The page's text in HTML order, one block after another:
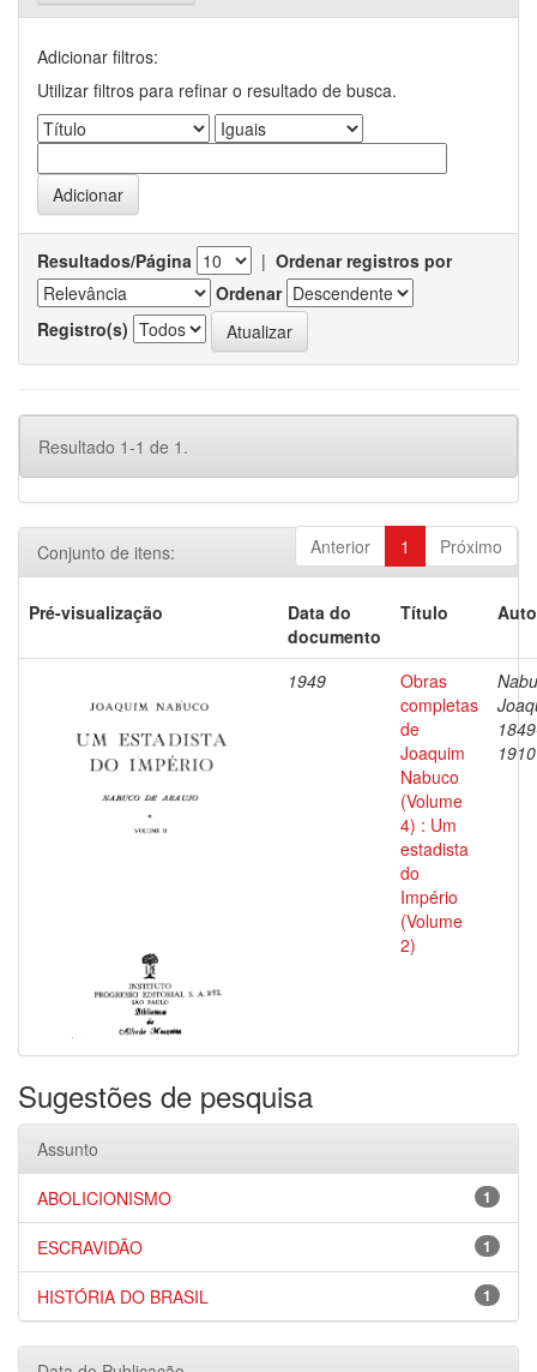
Adicionar filtros:
Utilizar filtros para refinar o resultado de busca.
Resultados/Página | Ordenar registros por
Ordenar
Registro(s)
Resultado 1-1 de 1.
Anterior 1 Próximo
Conjunto de itens:
Pré-visualização
Data do
documento
Título
1949
Obras
completas
de
Joaquim
Nabuco
(Volume
4) : Um
estadista
do
Império
(Volume
2)
1910
Sugestões de pesquisa
Assunto
1
ABOLICIONISMO
1
ESCRAVIDÃO
1
HISTÓRIA DO BRASIL